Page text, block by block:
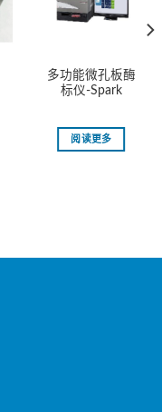
多功能微孔板酶
标仪-Spark
阅读更多